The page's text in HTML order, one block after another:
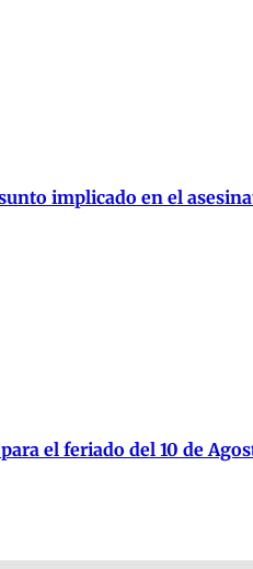
implicado en el
el feriado del 10 de